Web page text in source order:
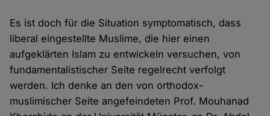
Es ist doch für die Situation symptomatisch, dass
liberal eingestellte Muslime, die hier einen
aufgeklärten Islam zu entwickeln versuchen, von
fundamentalistischer Seite regelrecht verfolgt
werden. Ich denke an den von orthodox-
muslimischer Seite angefeindeten Prof. Mouhanad